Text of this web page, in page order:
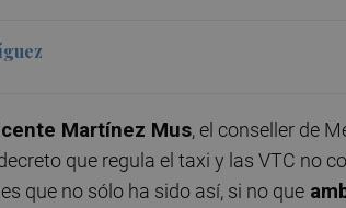
Martínez Mus, el conseller de
que regula el taxi y las VTC no
que no sólo ha sido así, si no que